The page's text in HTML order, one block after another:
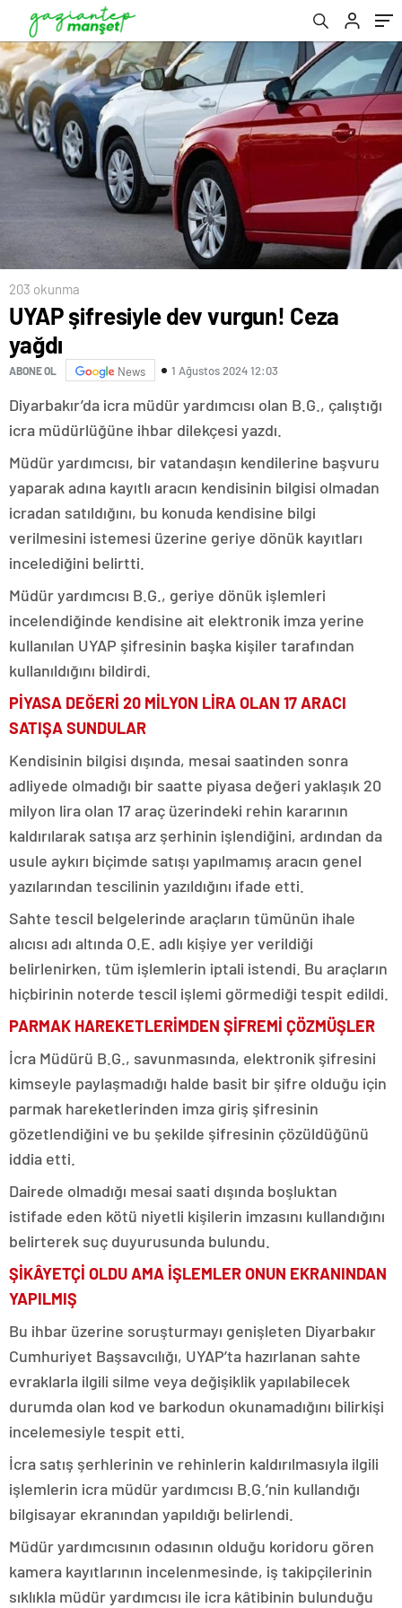
203 okunma
UYAP şifresiyle dev vurgun! Ceza
yağdı
ABONE OL News 1 Ağustos 2024 12:03
Diyarbakır’da icra müdür yardımcısı olan B.G., çalıştığı
icra müdürlüğüne ihbar dilekçesi yazdı.
Müdür yardımcısı, bir vatandaşın kendilerine başvuru
yaparak adına kayıtlı aracın kendisinin bilgisi olmadan
icradan satıldığını, bu konuda kendisine bilgi
verilmesini istemesi üzerine geriye dönük kayıtları
incelediğini belirtti.
Müdür yardımcısı B.G., geriye dönük işlemleri
incelendiğinde kendisine ait elektronik imza yerine
kullanılan UYAP şifresinin başka kişiler tarafından
kullanıldığını bildirdi.
PİYASA DEĞERİ 20 MİLYON LİRA OLAN 17 ARACI
SATIŞA SUNDULAR
Kendisinin bilgisi dışında, mesai saatinden sonra
adliyede olmadığı bir saatte piyasa değeri yaklaşık 20
milyon lira olan 17 araç üzerindeki rehin kararının
kaldırılarak satışa arz şerhinin işlendiğini, ardından da
usule aykırı biçimde satışı yapılmamış aracın genel
yazılarından tescilinin yazıldığını ifade etti.
Sahte tescil belgelerinde araçların tümünün ihale
alıcısı adı altında O.E. adlı kişiye yer verildiği
belirlenirken, tüm işlemlerin iptali istendi. Bu araçların
hiçbirinin noterde tescil işlemi görmediği tespit edildi.
PARMAK HAREKETLERİMDEN ŞİFREMİ ÇÖZMÜŞLER
İcra Müdürü B.G., savunmasında, elektronik şifresini
kimseyle paylaşmadığı halde basit bir şifre olduğu için
parmak hareketlerinden imza giriş şifresinin
gözetlendiğini ve bu şekilde şifresinin çözüldüğünü
iddia etti.
Dairede olmadığı mesai saati dışında boşluktan
istifade eden kötü niyetli kişilerin imzasını kullandığını
belirterek suç duyurusunda bulundu.
ŞİKÂYETÇİ OLDU AMA İŞLEMLER ONUN EKRANINDAN
YAPILMIŞ
Bu ihbar üzerine soruşturmayı genişleten Diyarbakır
Cumhuriyet Başsavcılığı, UYAP’ta hazırlanan sahte
evraklarla ilgili silme veya değişiklik yapılabilecek
durumda olan kod ve barkodun okunamadığını bilirkişi
incelemesiyle tespit etti.
İcra satış şerhlerinin ve rehinlerin kaldırılmasıyla ilgili
işlemlerin icra müdür yardımcısı B.G.’nin kullandığı
bilgisayar ekranından yapıldığı belirlendi.
Müdür yardımcısının odasının olduğu koridoru gören
kamera kayıtlarının incelenmesinde, iş takipçilerinin
sıklıkla müdür yardımcısı ile icra kâtibinin bulunduğu